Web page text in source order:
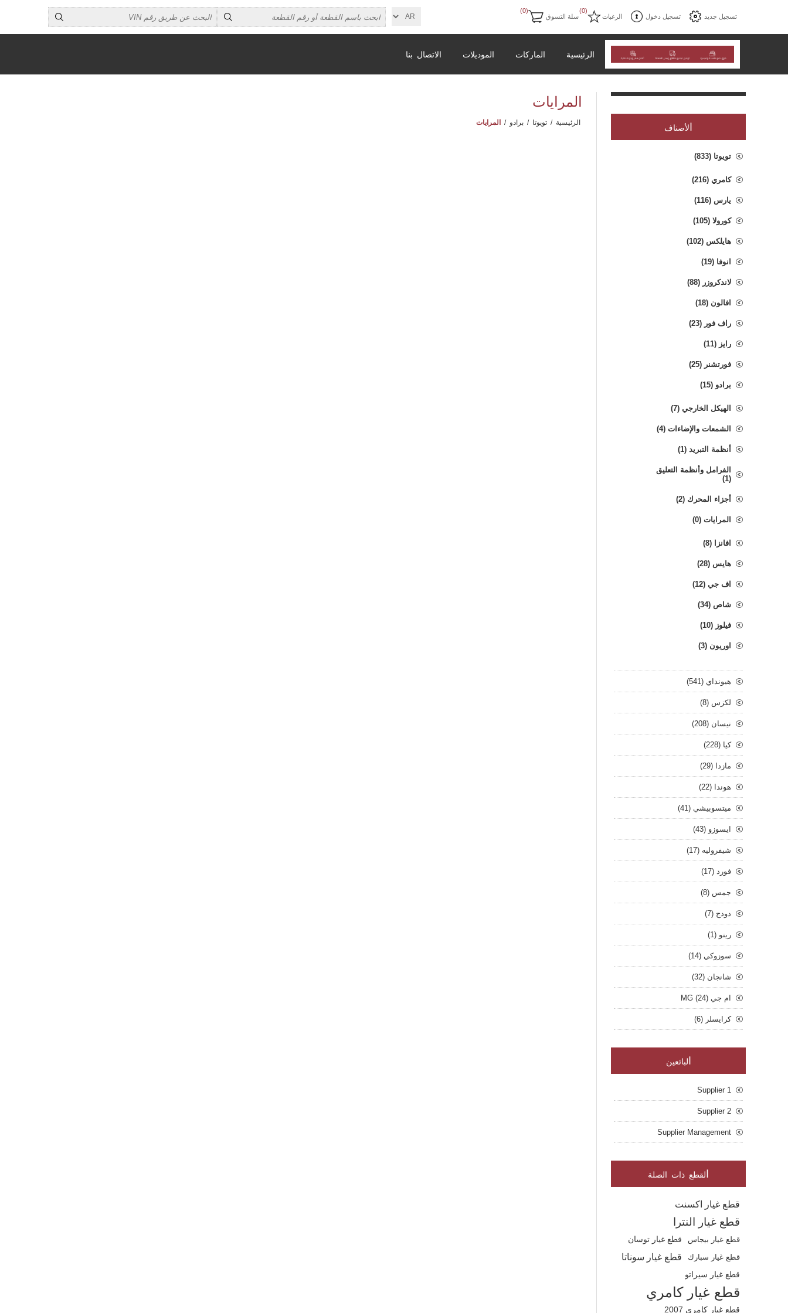
تسجيل جديد تسجيل دخول الرغبات
(0)
سلة التسوق
(0)
الرئيسية الماركات الموديلات الاتصال بنا
المرايات
الرئيسية / تويوتا / برادو / المرايات
لأصناف
تويوتا (833)
كامري (216)
يارس (116)
كورولا (105)
هايلكس (102)
انوفا (19)
لاندكروزر (88)
افالون (18)
راف فور (23)
رايز (11)
فورتشنر (25)
برادو (15)
الهيكل الخارجي (7)
الشمعات والإضاءات (4)
أنظمة التبريد (1)
الفرامل وأنظمة التعليق
(1)
أجزاء المحرك (2)
المرايات (0)
افانزا (8)
هايس (28)
اف جي (12)
شاص (34)
فيلوز (10)
اوريون (3)
هيونداي (541)
لكزس (8)
نيسان (208)
كيا (228)
مازدا (29)
هوندا (22)
ميتسوبيشي (41)
ايسوزو (43)
شيفروليه (17)
فورد (17)
جمس (8)
دودج (7)
رينو (1)
سوزوكي (14)
شانجان (32)
ام جي MG (24)
كرايسلر (6)
لبائعين
Supplier 1
Supplier 2
Supplier Management
لقطع ذات الصلة
قطع غيار اكسنت
قطع غيار النترا
قطع غيار بيجاس
قطع غيار توسان
قطع غيار سبارك
قطع غيار سوناتا
قطع غيار سيراتو
قطع غيار كامري
قطع غيار كامري 2007